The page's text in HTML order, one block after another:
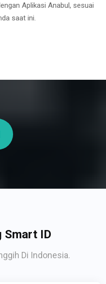
Aplikasi Anabul, sesuai
saat ini.
Smart ID
Di Indonesia.